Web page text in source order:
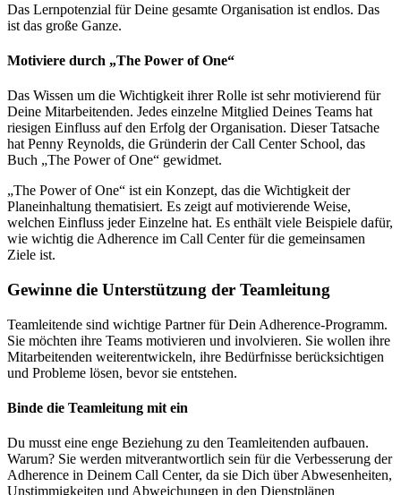
Das Lernpotenzial für Deine gesamte Organisation ist endlos. Das
ist das große Ganze.
Motiviere durch „The Power of One“
Das Wissen um die Wichtigkeit ihrer Rolle ist sehr motivierend für
Deine Mitarbeitenden. Jedes einzelne Mitglied Deines Teams hat
riesigen Einfluss auf den Erfolg der Organisation. Dieser Tatsache
hat Penny Reynolds, die Gründerin der Call Center School, das
Buch „The Power of One“ gewidmet.
„The Power of One“ ist ein Konzept, das die Wichtigkeit der
Planeinhaltung thematisiert. Es zeigt auf motivierende Weise,
welchen Einfluss jeder Einzelne hat. Es enthält viele Beispiele dafür,
wie wichtig die Adherence im Call Center für die gemeinsamen
Ziele ist.
Gewinne die Unterstützung der Teamleitung
Teamleitende sind wichtige Partner für Dein Adherence-Programm.
Sie möchten ihre Teams motivieren und involvieren. Sie wollen ihre
Mitarbeitenden weiterentwickeln, ihre Bedürfnisse berücksichtigen
und Probleme lösen, bevor sie entstehen.
Binde die Teamleitung mit ein
Du musst eine enge Beziehung zu den Teamleitenden aufbauen.
Warum? Sie werden mitverantwortlich sein für die Verbesserung der
Adherence in Deinem Call Center, da sie Dich über Abwesenheiten,
Unstimmigkeiten und Abweichungen in den Dienstplänen